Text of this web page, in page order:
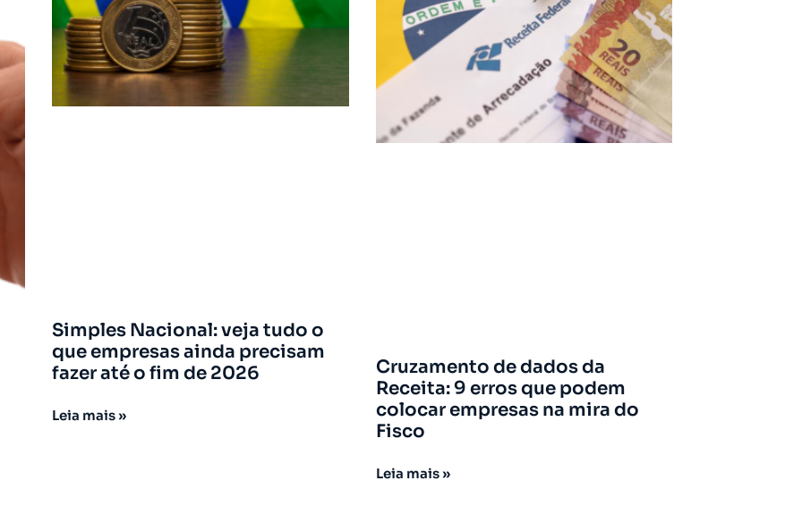
Simples Nacional: veja tudo o
que empresas ainda precisam
fazer até o fim de 2026
Leia mais »
Cruzamento de dados da
Receita: 9 erros que podem
colocar empresas na mira do
Fisco
Leia mais »